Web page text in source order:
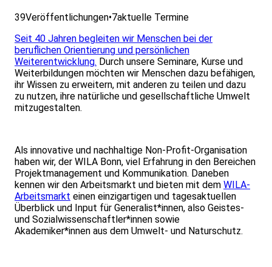
39Veröffentlichungen•7aktuelle Termine
Seit 40 Jahren begleiten wir Menschen bei der
beruflichen Orientierung und persönlichen
Weiterentwicklung. Durch unsere Seminare, Kurse und
Weiterbildungen möchten wir Menschen dazu befähigen,
ihr Wissen zu erweitern, mit anderen zu teilen und dazu
zu nutzen, ihre natürliche und gesellschaftliche Umwelt
mitzugestalten.
Als innovative und nachhaltige Non-Profit-Organisation
haben wir, der WILA Bonn, viel Erfahrung in den Bereichen
Projektmanagement und Kommunikation. Daneben
kennen wir den Arbeitsmarkt und bieten mit dem WILA-
Arbeitsmarkt einen einzigartigen und tagesaktuellen
Überblick und Input für Generalist*innen, also Geistes-
und Sozialwissenschaftler*innen sowie
Akademiker*innen aus dem Umwelt- und Naturschutz.